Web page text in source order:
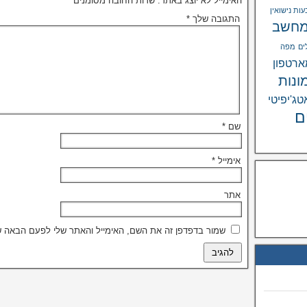
התגובה שלך*
שם*
אימייל*
אתר
שמור בדפדפן זה את השם, האימייל והאתר שלי לפעם הבאה
נישואין
מפה